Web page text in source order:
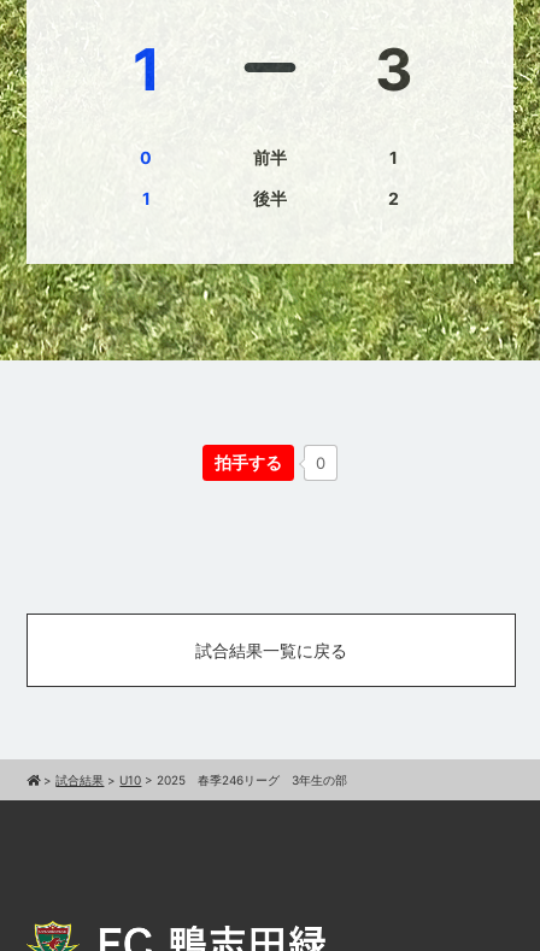
1
0
1
前半
後半
3
1
2
拍手する 0
試合結果一覧に戻る
>試合結果 > U10 > 2025 春季246リーグ 3年生の部